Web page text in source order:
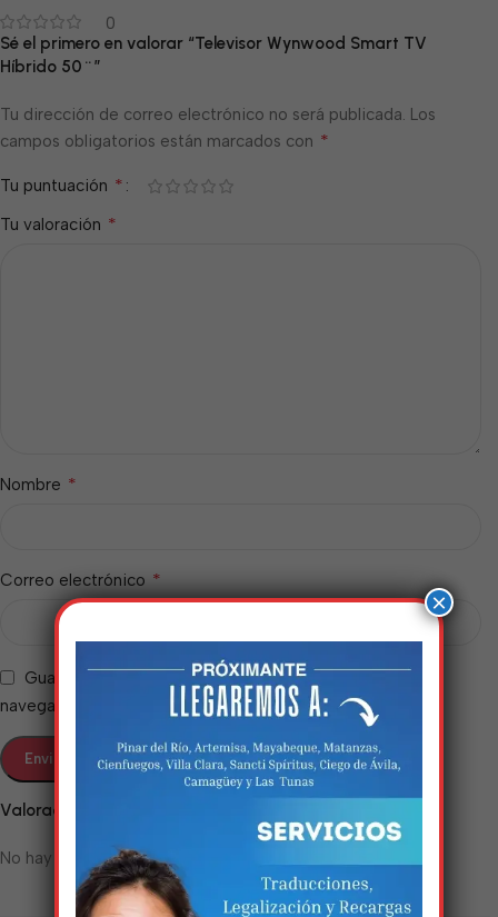
0
Valoraciones
No hay valoraciones aún.
Sé el primero en valorar “Televisor Wynwood Smart TV
Híbrido 50¨”
Tu dirección de correo electrónico no será publicada. Los
campos obligatorios están marcados con *
Tu puntuación *
Tu valoración *
Nombre *
Correo electrónico *
Guarda mi nombre, correo electrónico y web en este
navegador para la próxima vez que comente.
×
Estamos trabalhando
nisso!
Em breve, esta página estará
disponível com novidades